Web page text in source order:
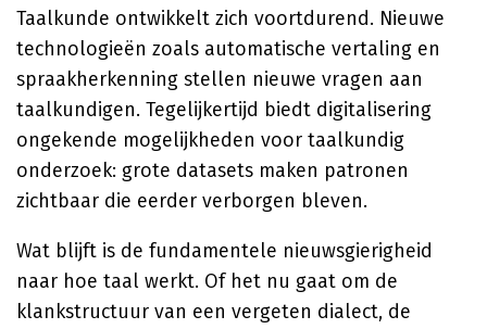
Taalkunde ontwikkelt zich voortdurend. Nieuwe
technologieën zoals automatische vertaling en
spraakherkenning stellen nieuwe vragen aan
taalkundigen. Tegelijkertijd biedt digitalisering
ongekende mogelijkheden voor taalkundig
onderzoek: grote datasets maken patronen
zichtbaar die eerder verborgen bleven.
Wat blijft is de fundamentele nieuwsgierigheid
naar hoe taal werkt. Of het nu gaat om de
klankstructuur van een vergeten dialect, de